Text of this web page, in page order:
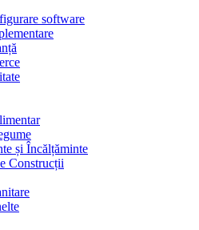
software
și Încălțăminte
Construcții